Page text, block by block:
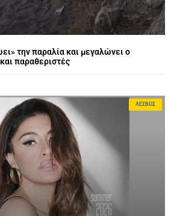
την παραλία και μεγαλώνει ο
παραθεριστές
ΛΈΣΒΟΣ